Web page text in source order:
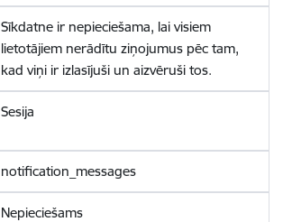
Sīkdatne ir nepieciešama, lai visiem
lietotājiem nerādītu ziņojumus pēc tam,
kad viņi ir izlasījuši un aizvēruši tos.
Sesija
notification_messages
Nepieciešams